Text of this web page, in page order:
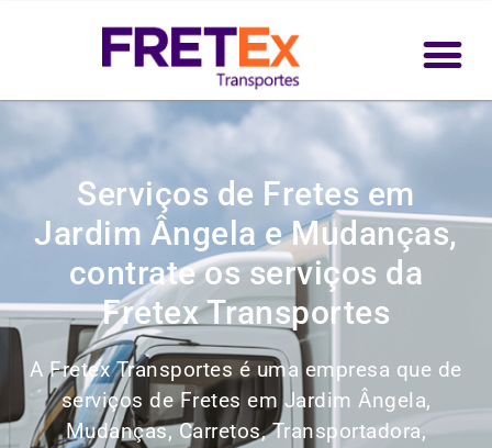
Serviços de Fretes em
Jardim Ângela e Mudanças,
contrate os serviços da
Fretex Transportes
A Fretex Transportes é uma empresa que de
serviços de Fretes em Jardim Ângela,
Mudanças, Carretos, Transportadora,